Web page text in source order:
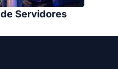
Servidores